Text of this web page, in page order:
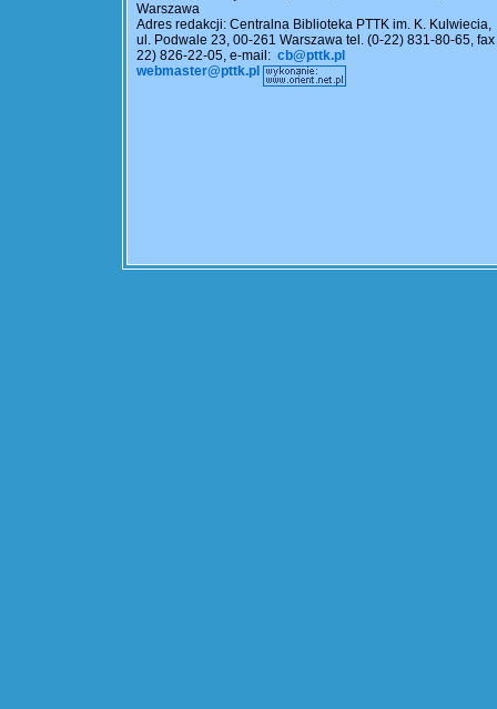
Warszawa
Adres redakcji: Centralna Biblioteka PTTK im. K. Kulwiecia,
ul. Podwale 23, 00-261 Warszawa tel. (0-22) 831-80-65, fax
22) 826-22-05, e-mail: cb@pttk.pl
webmaster@pttk.pl